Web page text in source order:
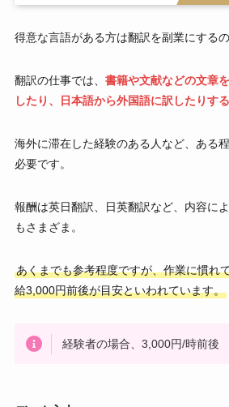
得意な言語がある方は翻訳を副業にする
翻訳の仕事では、 書籍や文献などの文章
したり、日本語から外国語に訳したりする
海外に滞在した経験のある人など、ある
必要です。
報酬は英日翻訳、日英翻訳など、内容に
もさまざま。
あくまでも参考程度ですが、作業に慣れ
給3,000円前後が目安といわれています。
経験者の場合、3,000円/時前後